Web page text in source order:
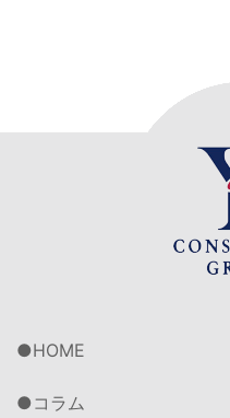
HOME
コラム